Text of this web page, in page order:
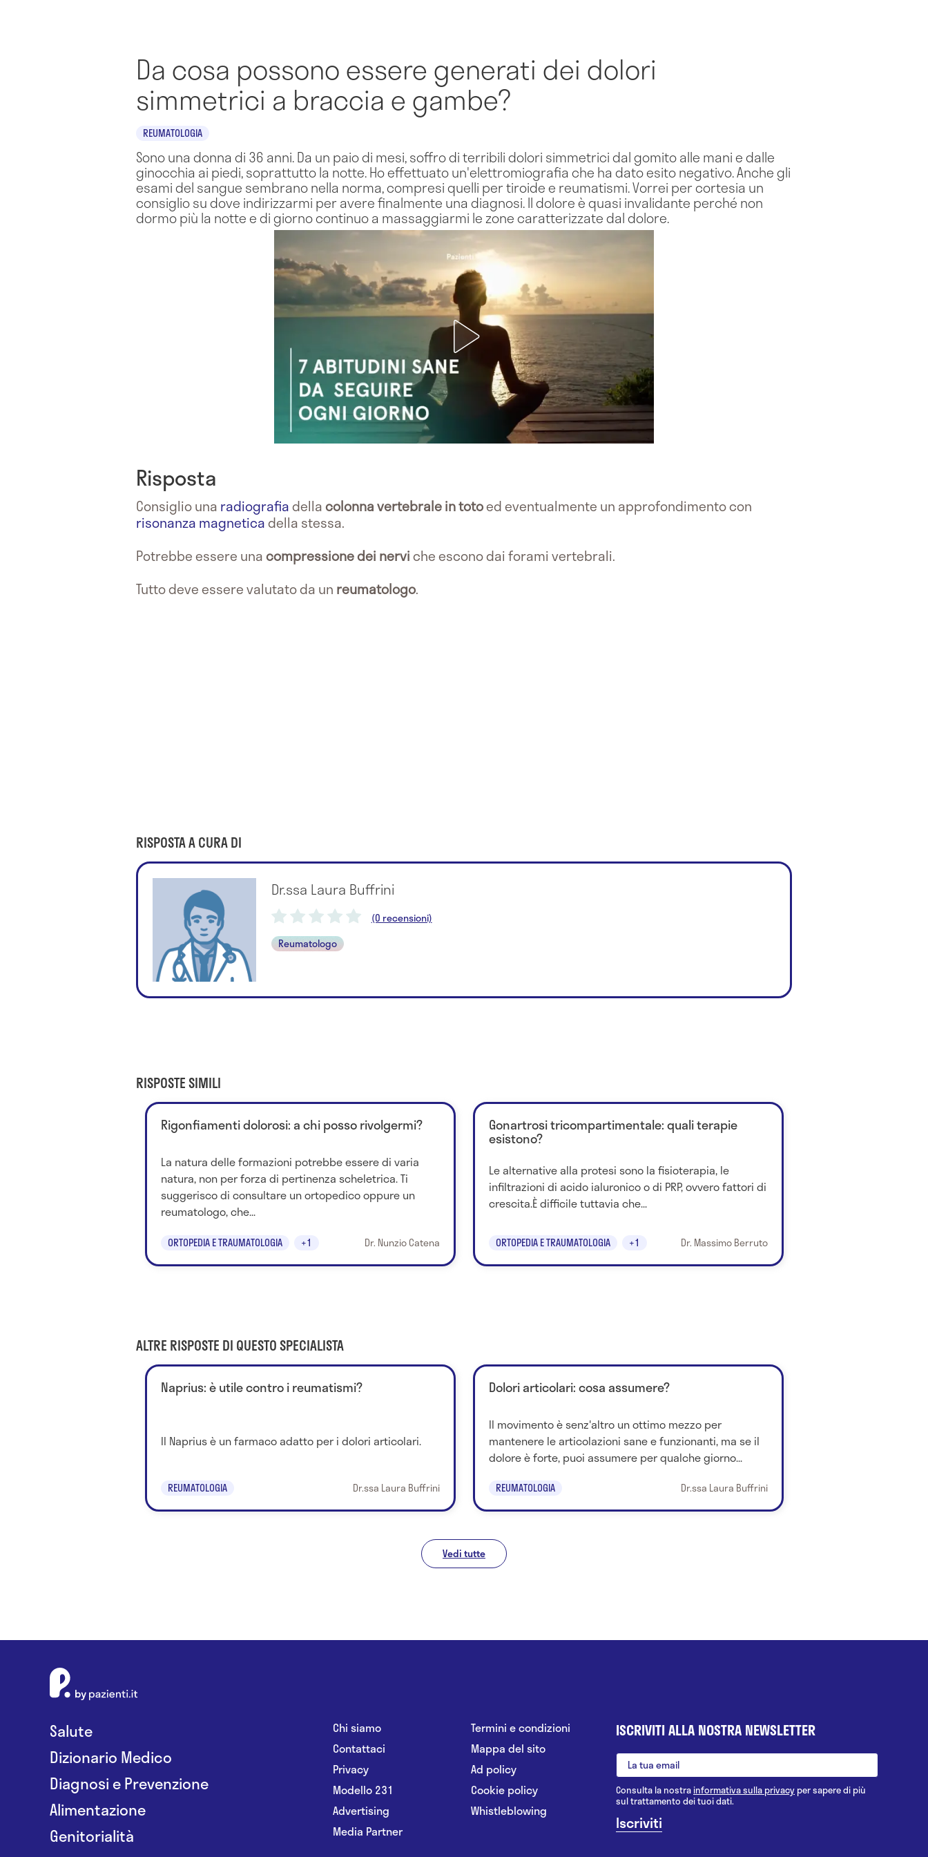
Da cosa possono essere generati dei dolori
simmetrici a braccia e gambe?
REUMATOLOGIA
Sono una donna di 36 anni. Da un paio di mesi, soffro di terribili dolori simmetrici dal gomito alle mani e dalle
ginocchia ai piedi, soprattutto la notte. Ho effettuato un'elettromiografia che ha dato esito negativo. Anche gli
esami del sangue sembrano nella norma, compresi quelli per tiroide e reumatismi. Vorrei per cortesia un
consiglio su dove indirizzarmi per avere finalmente una diagnosi. Il dolore è quasi invalidante perché non
dormo più la notte e di giorno continuo a massaggiarmi le zone caratterizzate dal dolore.
Risposta
Consiglio una radiografiadellacolonna vertebrale in totoed eventualmente un approfondimento con
risonanza magneticadella stessa.
Potrebbe essere unacompressione dei nerviche escono dai forami vertebrali.
Tutto deve essere valutato da un reumatologo.
RISPOSTA A CURA DI
Dr.ssa Laura Buffrini
(0 recensioni)
Reumatologo
RISPOSTE SIMILI
Rigonfiamenti dolorosi: a chi posso rivolgermi?
La natura delle formazioni potrebbe essere di varia
natura, non per forza di pertinenza scheletrica. Ti
suggerisco di consultare un ortopedico oppure un
reumatologo, che...
ORTOPEDIA E TRAUMATOLOGIA +1 Dr. Nunzio Catena
Gonartrosi tricompartimentale: quali terapie
esistono?
Le alternative alla protesi sono la fisioterapia, le
infiltrazioni di acido ialuronico o di PRP, ovvero fattori di
crescita.È difficile tuttavia che...
ORTOPEDIA E TRAUMATOLOGIA +1 Dr. Massimo Berruto
ALTRE RISPOSTE DI QUESTO SPECIALISTA
Naprius: è utile contro i reumatismi?
Il Naprius è un farmaco adatto per i dolori articolari.
REUMATOLOGIA Dr.ssa Laura Buffrini
Dolori articolari: cosa assumere?
Il movimento è senz'altro un ottimo mezzo per
mantenere le articolazioni sane e funzionanti, ma se il
dolore è forte, puoi assumere per qualche giorno...
REUMATOLOGIA Dr.ssa Laura Buffrini
Vedi tutte
Salute
Dizionario Medico
Diagnosi e Prevenzione
Alimentazione
Genitorialità
Chi siamo
Contattaci
Privacy
Modello 231
Advertising
Media Partner
Termini e condizioni
Mappa del sito
Ad policy
Cookie policy
Whistleblowing
ISCRIVITI ALLA NOSTRA NEWSLETTER
Consulta la nostrainformativa sulla privacy per sapere di più
sul trattamento dei tuoi dati.